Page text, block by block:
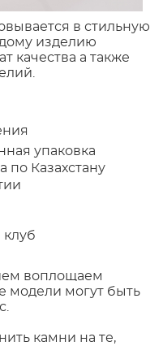
в стильную
изделию
качества а также
упаковка
по Казахстану
клуб
воплощаем
модели могут быть
камни на те,